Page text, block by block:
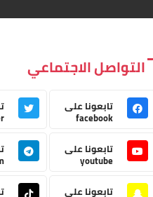
التواصل الاجتماعي
تابعونا على
facebook
تابعونا على
youtube
تابعونا على